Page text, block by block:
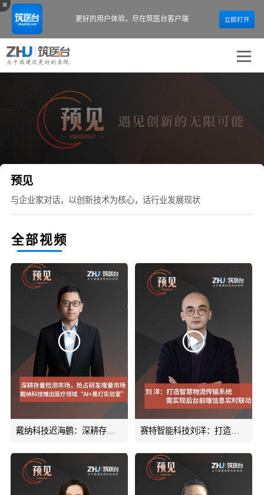
预见
与企业家对话，以创新技术为核心，话行业发展现状
全部视频
戴纳科技迟海鹏：深耕存量检测市场，抢占研发增量市场。戴纳科技推出医疗领域“AI+黑灯实验室”。 赛特智能科技刘洋：打造智慧物流传输系统，需实现管理后台和前端临床系统信息的实时联动#智慧物流#物流机
更好的用户体验， 尽在筑医台客户端